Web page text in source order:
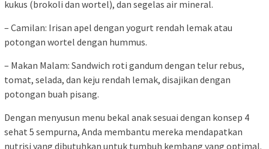
kukus (brokoli dan wortel), dan segelas air mineral.
– Camilan: Irisan apel dengan yogurt rendah lemak atau
potongan wortel dengan hummus.
– Makan Malam: Sandwich roti gandum dengan telur rebus,
tomat, selada, dan keju rendah lemak, disajikan dengan
potongan buah pisang.
Dengan menyusun menu bekal anak sesuai dengan konsep 4
sehat 5 sempurna, Anda membantu mereka mendapatkan
nutrisi yang dibutuhkan untuk tumbuh kembang yang optimal.